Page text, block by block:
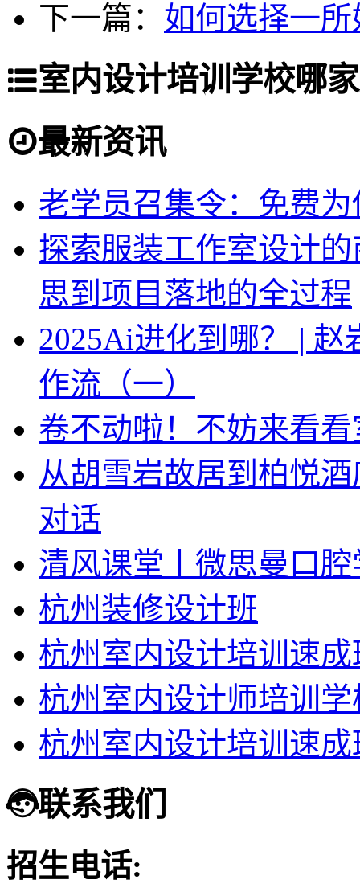
下一篇： 如何选择一
室内设计培训学校哪
最新资讯
老学员召集令：免费
探索服装工作室设计
思到项目落地的全过程
2025Ai进化到哪？ |
作流（一）
卷不动啦！不妨来看
从胡雪岩故居到柏悦
对话
清风课堂丨微思曼口
杭州装修设计班
杭州室内设计培训速成
杭州室内设计师培训
杭州室内设计培训速成
联系我们
招生电话: